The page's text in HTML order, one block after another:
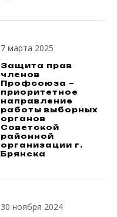
7 марта 2025
Защита прав
членов
Профсоюза –
приоритетное
направление
работы выборных
органов
Советской
районной
организации г.
Брянска
30 ноября 2024